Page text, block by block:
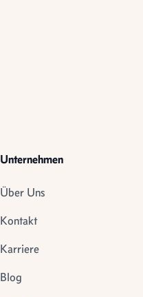
Unternehmen
Über Uns
Kontakt
Karriere
Blog